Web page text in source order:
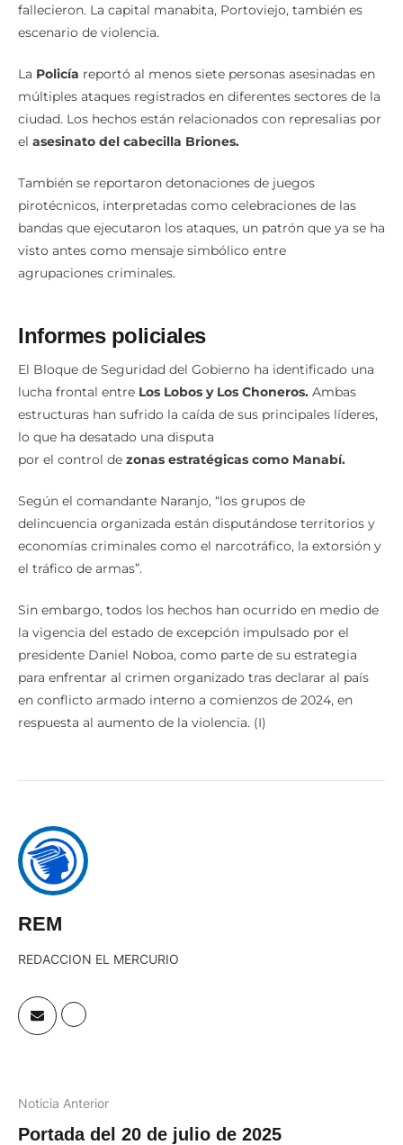
fallecieron. La capital manabita, Portoviejo, también es
escenario de violencia.
La Policía reportó al menos siete personas asesinadas en
múltiples ataques registrados en diferentes sectores de la
ciudad. Los hechos están relacionados con represalias por
el asesinato del cabecilla Briones.
También se reportaron detonaciones de juegos
pirotécnicos, interpretadas como celebraciones de las
bandas que ejecutaron los ataques, un patrón que ya se ha
visto antes como mensaje simbólico entre
agrupaciones criminales.
Informes policiales
El Bloque de Seguridad del Gobierno ha identificado una
lucha frontal entre Los Lobos y Los Choneros. Ambas
estructuras han sufrido la caída de sus principales líderes,
lo que ha desatado una disputa
por el control de zonas estratégicas como Manabí.
Según el comandante Naranjo, “los grupos de
delincuencia organizada están disputándose territorios y
economías criminales como el narcotráfico, la extorsión y
el tráfico de armas”.
Sin embargo, todos los hechos han ocurrido en medio de
la vigencia del estado de excepción impulsado por el
presidente Daniel Noboa, como parte de su estrategia
para enfrentar al crimen organizado tras declarar al país
en conflicto armado interno a comienzos de 2024, en
respuesta al aumento de la violencia. (I)
REM
REDACCION EL MERCURIO
Noticia Anterior
Portada del 20 de julio de 2025